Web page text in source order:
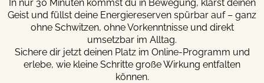
In nur 30 Minuten kommst du in Bewegung, klärst deinen
Geist und füllst deine Energiereserven spürbar auf – ganz
ohne Schwitzen, ohne Vorkenntnisse und direkt
umsetzbar im Alltag.
Sichere dir jetzt deinen Platz im Online-Programm und
erlebe, wie kleine Schritte große Wirkung entfalten
können.